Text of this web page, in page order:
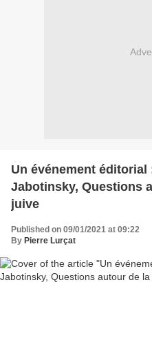
Un événement
Jabotinsky, Questions
juive
Published on 09/01/2021 at 09:22
By Pierre Lurçat